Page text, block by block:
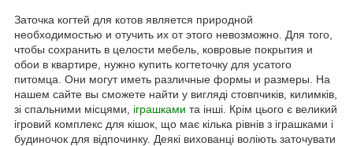
Заточка когтей для котов является природной
необходимостью и отучить их от этого невозможно. Для того,
чтобы сохранить в целости мебель, ковровые покрытия и
обои в квартире, нужно купить когтеточку для усатого
питомца. Они могут иметь различные формы и размеры. На
нашем сайте вы сможете найти у вигляді стовпчиків, килимків,
зі спальними місцями, іграшками та інші. Крім цього є великий
ігровий комплекс для кішок, що має кілька рівнів з іграшками і
будиночок для відпочинку. Деякі вихованці воліють заточувати